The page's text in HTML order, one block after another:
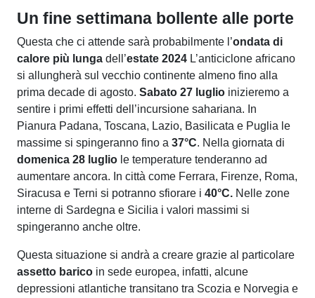
Un fine settimana bollente alle porte
Questa che ci attende sarà probabilmente l’ondata di
calore più lunga dell’estate 2024 L’anticiclone africano
si allungherà sul vecchio continente almeno fino alla
prima decade di agosto. Sabato 27 luglio inizieremo a
sentire i primi effetti dell’incursione sahariana. In
Pianura Padana, Toscana, Lazio, Basilicata e Puglia le
massime si spingeranno fino a 37°C. Nella giornata di
domenica 28 luglio le temperature tenderanno ad
aumentare ancora. In città come Ferrara, Firenze, Roma,
Siracusa e Terni si potranno sfiorare i 40°C. Nelle zone
interne di Sardegna e Sicilia i valori massimi si
spingeranno anche oltre.
Questa situazione si andrà a creare grazie al particolare
assetto barico in sede europea, infatti, alcune
depressioni atlantiche transitano tra Scozia e Norvegia e